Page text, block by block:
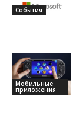
События
Мобильные
приложения